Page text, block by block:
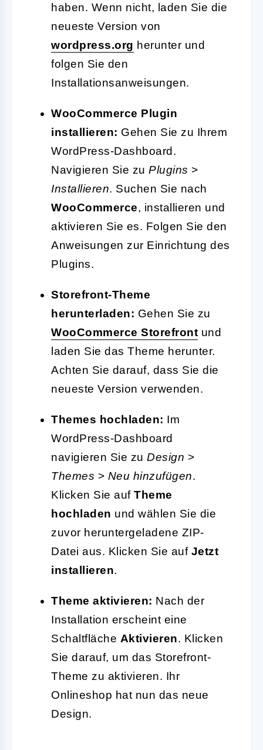
haben. Wenn nicht, laden Sie die
neueste Version von
wordpress.org herunter und
folgen Sie den
Installationsanweisungen.
WooCommerce Plugin
installieren: Gehen Sie zu Ihrem
WordPress-Dashboard.
Navigieren Sie zu Plugins >
Installieren. Suchen Sie nach
WooCommerce, installieren und
aktivieren Sie es. Folgen Sie den
Anweisungen zur Einrichtung des
Plugins.
Storefront-Theme
herunterladen: Gehen Sie zu
WooCommerce Storefront und
laden Sie das Theme herunter.
Achten Sie darauf, dass Sie die
neueste Version verwenden.
Themes hochladen: Im
WordPress-Dashboard
navigieren Sie zu Design >
Themes > Neu hinzufügen.
Klicken Sie auf Theme
hochladen und wählen Sie die
zuvor heruntergeladene ZIP-
Datei aus. Klicken Sie auf Jetzt
installieren.
Theme aktivieren: Nach der
Installation erscheint eine
Schaltfläche Aktivieren. Klicken
Sie darauf, um das Storefront-
Theme zu aktivieren. Ihr
Onlineshop hat nun das neue
Design.